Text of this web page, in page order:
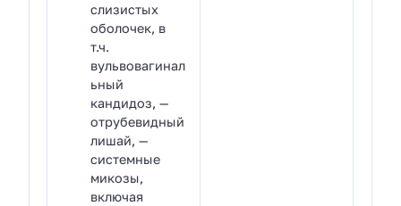
слизистых
оболочек, в
т.ч.
вульвовагинал
ьный
кандидоз, —
отрубевидный
лишай, —
системные
микозы,
включая